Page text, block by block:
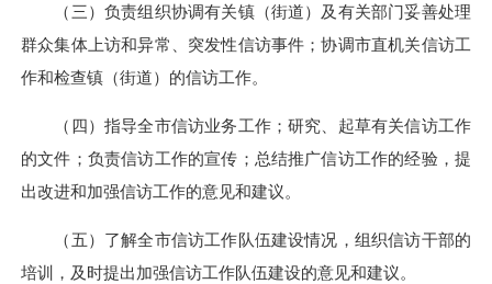
（三）负责组织协调有关镇（街道）及有关部门妥善处理
群众集体上访和异常、突发性信访事件；协调市直机关信访工
作和检查镇（街道）的信访工作。
（四）指导全市信访业务工作；研究、起草有关信访工作
的文件；负责信访工作的宣传；总结推广信访工作的经验，提
出改进和加强信访工作的意见和建议。
（五）了解全市信访工作队伍建设情况，组织信访干部的
培训，及时提出加强信访工作队伍建设的意见和建议。